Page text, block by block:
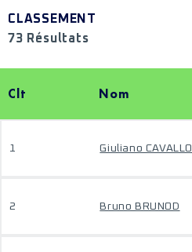
CLASSEMENT
73 Résultats
Clt Nom
1 Giuliano CAVALLO
2 Bruno BRUNOD